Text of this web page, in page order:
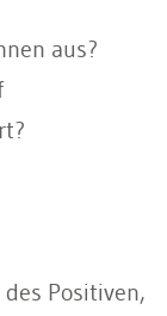
aus?
Positiven,